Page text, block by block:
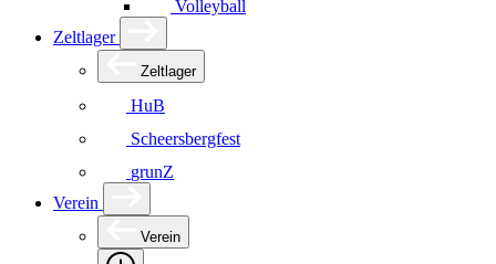
Volleyball
Zeltlager
Zeltlager
HuB
Scheersbergfest
grunZ
Verein
Verein